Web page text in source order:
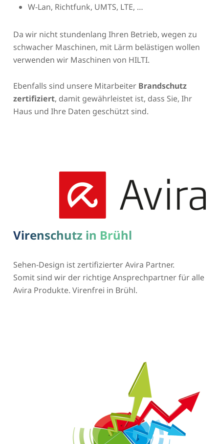
W-Lan, Richtfunk, UMTS, LTE, …
Da wir nicht stundenlang Ihren Betrieb, wegen zu
schwacher Maschinen, mit Lärm belästigen wollen
verwenden wir Maschinen von HILTI.
Ebenfalls sind unsere Mitarbeiter Brandschutz
zertifiziert, damit gewährleistet ist, dass Sie, Ihr
Haus und Ihre Daten geschützt sind.
Virenschutz in Brühl
Sehen-Design ist zertifizierter Avira Partner.
Somit sind wir der richtige Ansprechpartner für alle
Avira Produkte. Virenfrei in Brühl.